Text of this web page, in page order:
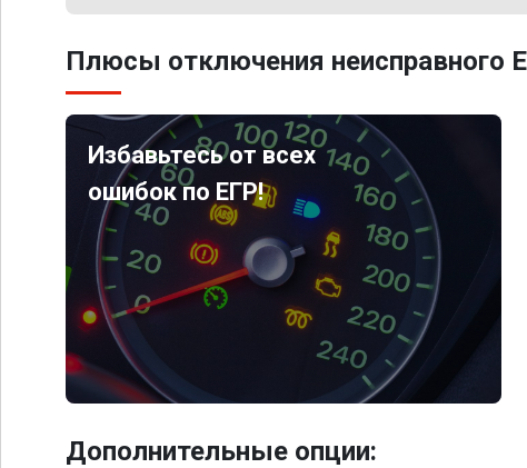
Плюсы отключения неисправного
Избавьтесь от всех
ошибок по ЕГР!
Дополнительные опции: